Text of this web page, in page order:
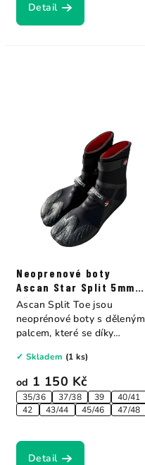
Detail
Neoprenové boty
Ascan Star Split 5mm s
děleným palcem
od 1 150 Kč
35/36 37/38 39
40/41
42
43/44 45/46 47/48
✓ Skladem (1 ks)
Detail
Ascan Split Toe jsou
neoprénové boty s děleným
palcem, které se díky